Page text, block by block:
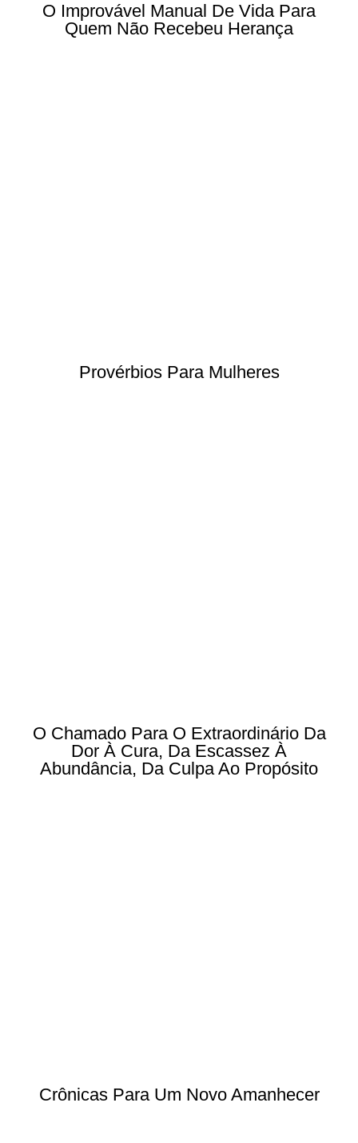
O Improvável Manual De Vida Para
Quem Não Recebeu Herança
Provérbios Para Mulheres
O Chamado Para O Extraordinário Da
Dor À Cura, Da Escassez À
Abundância, Da Culpa Ao Propósito
Crônicas Para Um Novo Amanhecer